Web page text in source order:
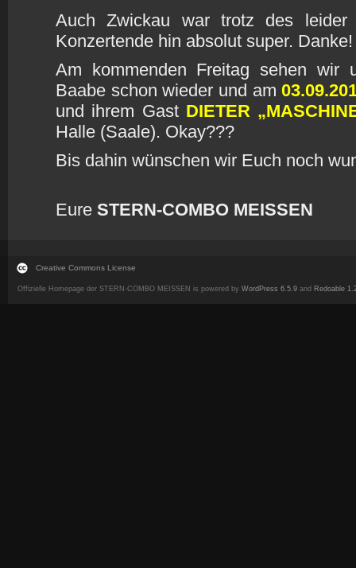
Auch Zwickau war trotz des leider
Konzertende hin absolut super. Danke!
Am kommenden Freitag sehen wir
Baabe schon wieder und am
und ihrem Gast DIETER
Halle (Saale). Okay???
Bis dahin wünschen wir Euch noch
Eure STERN-COMBO MEISSEN
Creative Commons License
Offizielle Homepage der STERN-COMBO MEISSEN is powered by WordPress 6.5.9 and Redoable